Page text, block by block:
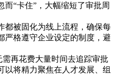
而“卡住”，大幅缩短了审批周
都被固化为线上流程，确保每
严格遵守企业设定的制度，避
需再花费大量时间去追踪审批
以将精力聚焦在人才发展、组